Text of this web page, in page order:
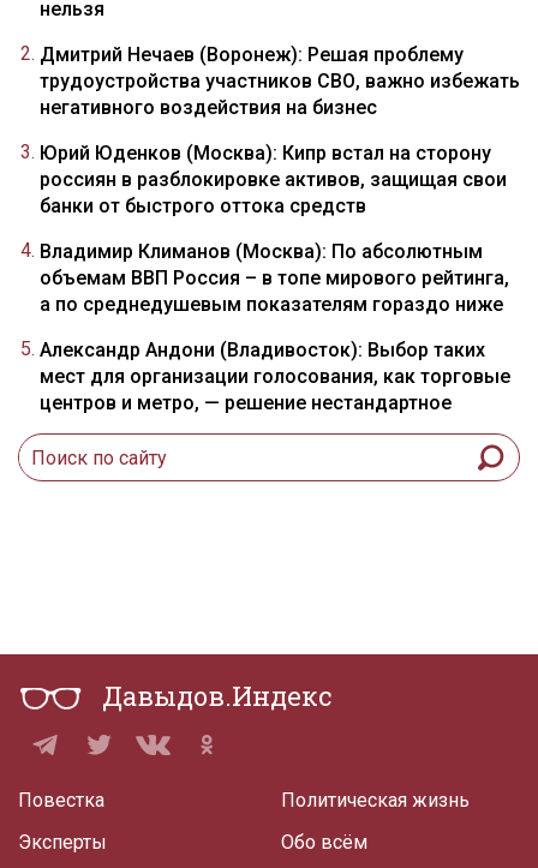
нельзя
Дмитрий Нечаев (Воронеж): Решая проблему
трудоустройства участников СВО, важно избежать
негативного воздействия на бизнес
Юрий Юденков (Москва): Кипр встал на сторону
россиян в разблокировке активов, защищая свои
банки от быстрого оттока средств
Владимир Климанов (Москва): По абсолютным
объемам ВВП Россия – в топе мирового рейтинга,
а по среднедушевым показателям гораздо ниже
Александр Андони (Владивосток): Выбор таких
мест для организации голосования, как торговые
центров и метро, — решение нестандартное
Давыдов.Индекс
Повестка
Эксперты
Политическая жизнь
Обо всём